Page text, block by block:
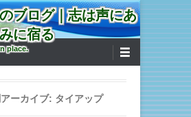
ブログ｜志は声にあ
に宿る
place.
ーカイブ: タイアップ